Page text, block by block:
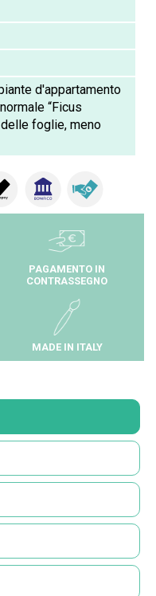
d'appartamento
“Ficus
delle foglie, meno
PAGAMENTO IN
CONTRASSEGNO
MADE IN ITALY